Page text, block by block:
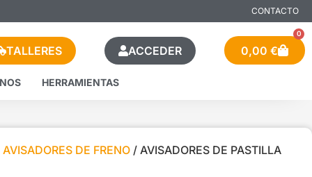
CONTACTO
TALLERES ACCEDER 0,00 €
0
HERRAMIENTAS
AVISADORES DE FRENO / AVISADORES DE PASTILLA